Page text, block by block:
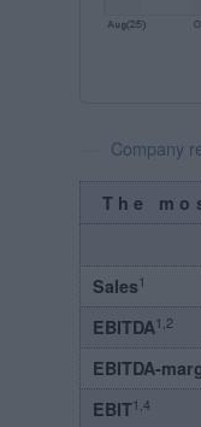
Company
The
Sales1
EBITDA1,2
EBITDA-
EBIT1,4